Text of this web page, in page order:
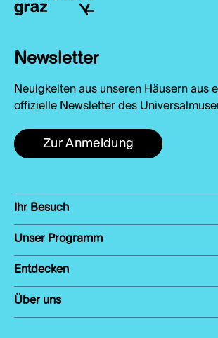
Newsletter
Neuigkeiten aus unseren Häusern aus
offizielle Newsletter des
Zur Anmeldung
Ihr Besuch
Unser Programm
Entdecken
Über uns